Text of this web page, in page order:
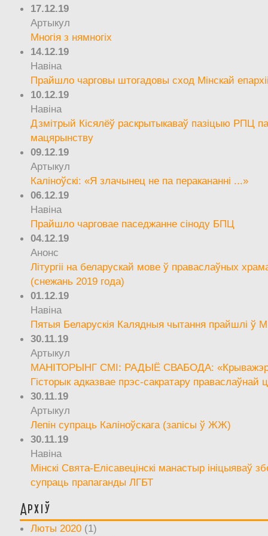
17.12.19
Артыкул
Многія з нямногіх
14.12.19
Навіна
Прайшло чарговы штогадовы сход Мінскай
10.12.19
Навіна
Дзмітрый Кісялёў раскрытыкаваў пазіцыю РПЦ
мацярынству
09.12.19
Артыкул
Каліноўскі: «Я злачынец не па перакананні ...»
06.12.19
Навіна
Прайшло чарговае паседжанне сіноду БПЦ
04.12.19
Анонс
Літургіі на беларускай мове ў праваслаўных
(снежань 2019 года)
01.12.19
Навіна
Пятыя Беларускія Калядныя чытання прайшлі ў
30.11.19
Артыкул
МАНІТОРЫНГ СМІ: РАДЫЁ СВАБОДА:
Гісторык адказвае прэс-сакратару праваслаўнай
30.11.19
Артыкул
Лепін супраць Каліноўскага (запісы ў ЖЖ)
30.11.19
Навіна
Мінскі Свята-Елісавецінскі манастыр ініцыяваў
супраць прапаганды ЛГБТ
Архіў
Люты 2020 (1)